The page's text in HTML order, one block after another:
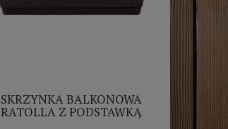
SKRZYNKA BALKONOWA
RATOLLA Z PODSTAWKĄ